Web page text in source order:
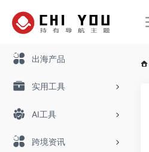
出海产品
实用工具
AI工具
跨境资讯